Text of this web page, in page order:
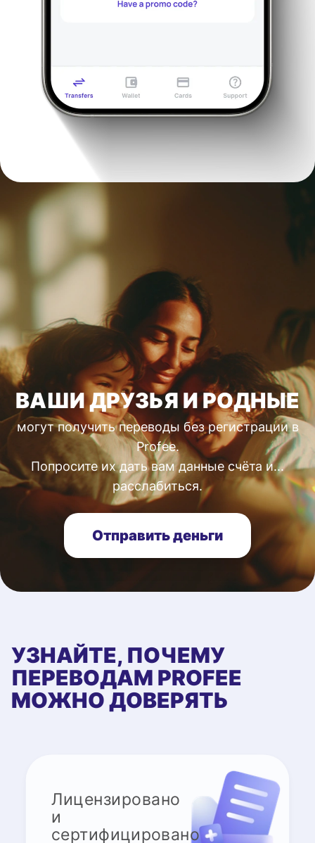
ВАШИ ДРУЗЬЯ И РОДНЫЕ
могут получить переводы без регистрации в
Profee.
Попросите их дать вам данные счёта и...
расслабиться.
Отправить деньги
УЗНАЙТЕ, ПОЧЕМУ
ПЕРЕВОДАМ PROFEE
МОЖНО ДОВЕРЯТЬ
Лицензировано
и
сертифицировано